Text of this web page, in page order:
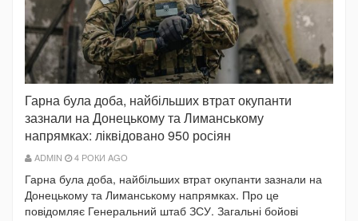
Гарна була доба, найбільших втрат окупанти
зазнали на Донецькому та Лиманському
напрямках: ліквідовано 950 росіян
ADMIN 4 РОКИ AGO
Гарна була доба, найбільших втрат окупанти зазнали на
Донецькому та Лиманському напрямках. Про це
повідомляє Генеральний штаб ЗСУ. Загальні бойові